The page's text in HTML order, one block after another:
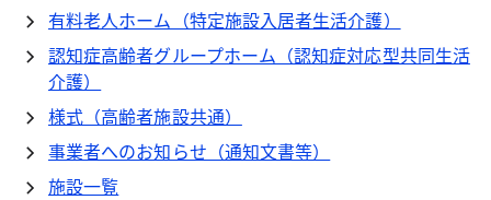
有料老人ホーム（特定施設入居者生活介護）
認知症高齢者グループホーム（認知症対応型共同生活
介護）
様式（高齢者施設共通）
事業者へのお知らせ（通知文書等）
施設一覧